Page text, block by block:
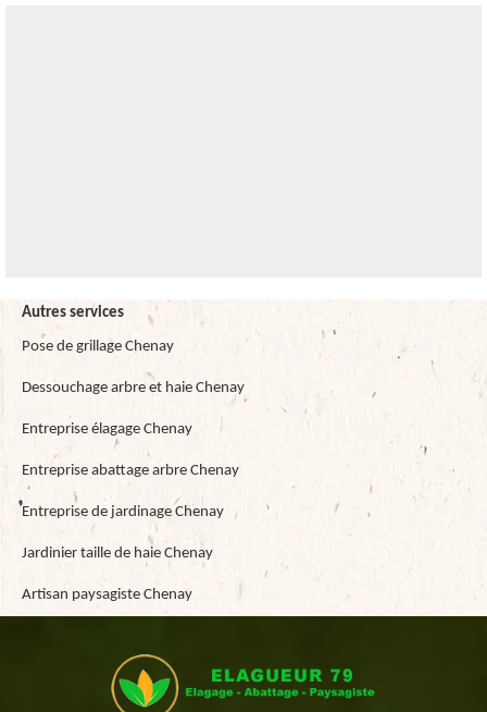
Autres services
Pose de grillage Chenay
Dessouchage arbre et haie Chenay
Entreprise élagage Chenay
Entreprise abattage arbre Chenay
Entreprise de jardinage Chenay
Jardinier taille de haie Chenay
Artisan paysagiste Chenay